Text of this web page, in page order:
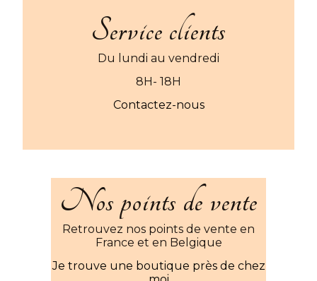
Service clients
Du lundi au vendredi
8H- 18H
Contactez-nous
Nos points de vente
Retrouvez nos points de vente en
France et en Belgique
Je trouve une boutique près de chez